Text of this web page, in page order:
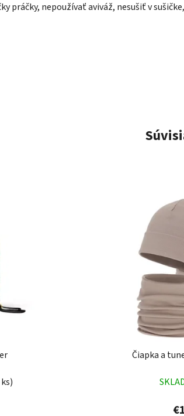
práčky, nepoužívať aviváž, nesušiť v sušičke
Čiapka a